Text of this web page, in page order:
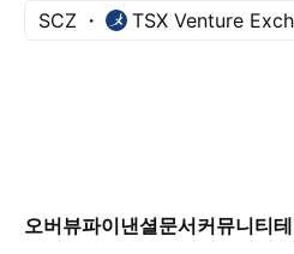
SCZ TSX Venture
오버뷰파이낸셜문서커뮤니티